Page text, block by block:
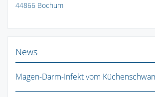
44866 Bochum
News
Magen-Darm-Infekt vom